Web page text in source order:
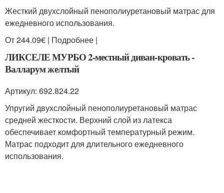
Жесткий двухслойный пенополиуретановый матрас для
ежедневного использования.
От 244.09€ | Подробнее |
ЛИКСЕЛЕ МУРБО 2-местный диван-кровать -
Валларум желтый
Артикул: 692.824.22
Упругий двухслойный пенополиуретановый матрас
средней жесткости. Верхний слой из латекса
обеспечивает комфортный температурный режим.
Матрас подходит для длительного ежедневного
использования.